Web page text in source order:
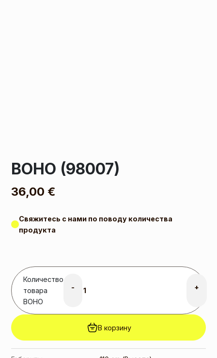
BOHO (98007)
36,00 €
Свяжитесь с нами по поводу количества
продукта
Количество
товара
BOHO
- +
В корзину